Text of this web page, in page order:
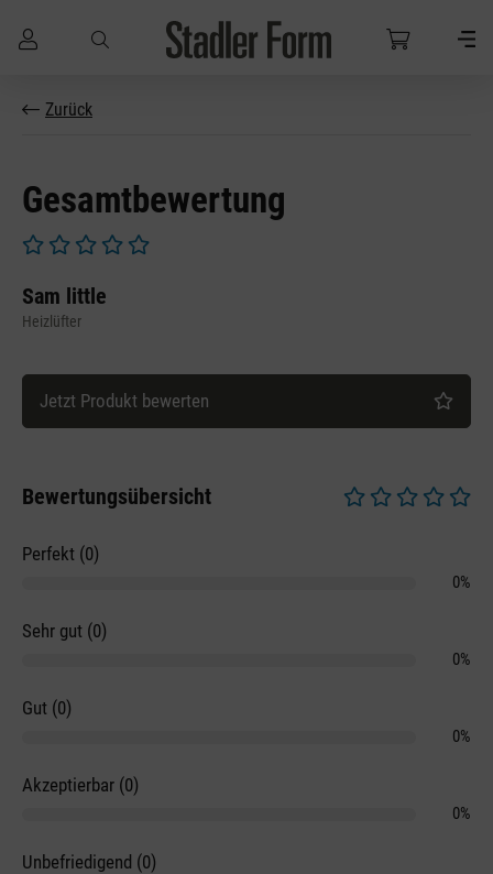
Zum Hauptinhalt springen
Zurück
Gesamtbewertung
Sam little
Heizlüfter
Jetzt Produkt bewerten
Bewertungsübersicht
Perfekt (0)
0%
Sehr gut (0)
0%
Gut (0)
0%
Akzeptierbar (0)
0%
Unbefriedigend (0)